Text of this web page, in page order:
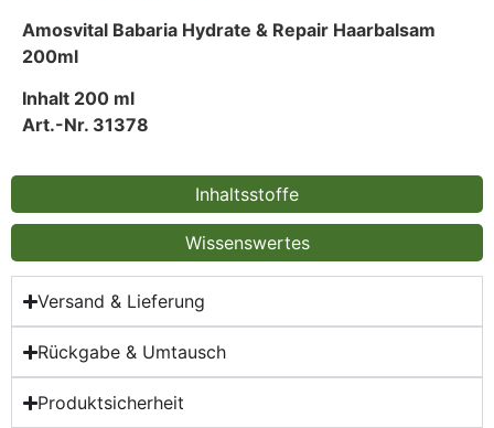
Inhaltsstoffe
Wissenswertes
Amosvital Babaria Hydrate & Repair Haarbalsam
200ml
Inhalt 200 ml
Art.-Nr. 31378
Versand & Lieferung
Rückgabe & Umtausch
Produktsicherheit